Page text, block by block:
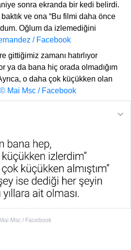
sonra ekranda bir kedi belirdi.
ve ona “Bu filmi daha önce
Oğlum da izlemediğini
/ Facebook
gittiğimiz zamanı hatırlıyor
ya da bana hiç orada olmadığım
o daha çok küçükken olan
© Mai Msc / Facebook
Mai Msc / Facebook